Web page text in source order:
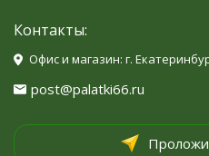
Контакты:
Офис и магазин: г.
post@palatki66.ru